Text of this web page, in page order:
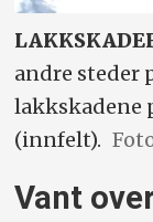
andre steder
lakkskadene
(innfelt).
Vant